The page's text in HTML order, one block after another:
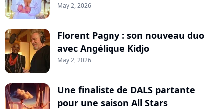
May 2, 2026
Florent Pagny : son nouveau duo
avec Angélique Kidjo
May 2, 2026
Une finaliste de DALS partante
pour une saison All Stars